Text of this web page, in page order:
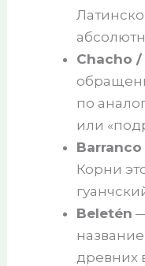
Chacho /
по
или
Barranco
Корни
Beletén
древних